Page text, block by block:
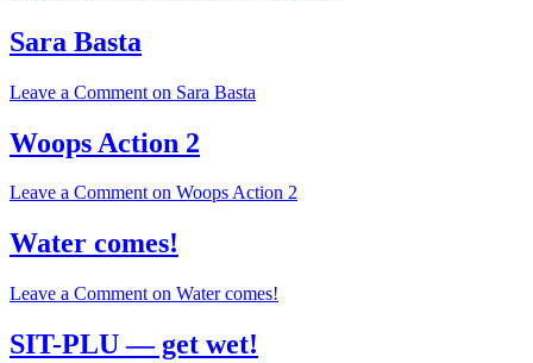
Sara Basta
Leave a Comment on Sara Basta
Woops Action 2
Leave a Commenton Woops Action 2
Water comes!
Leave a Comment on Water comes!
SIT-PLU — get wet!